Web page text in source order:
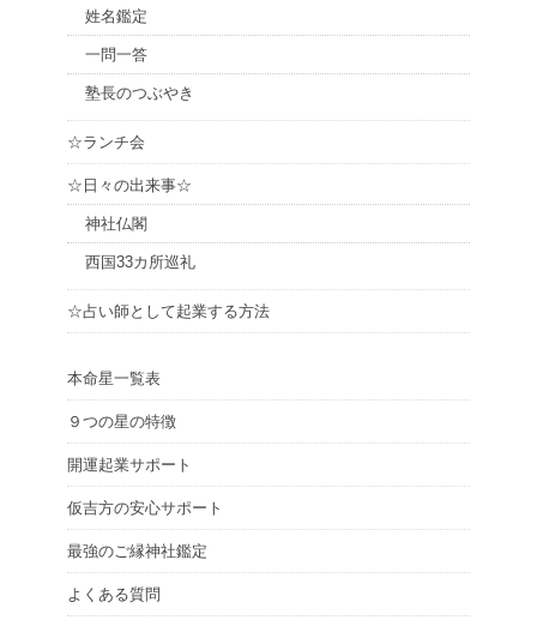
姓名鑑定
一問一答
塾長のつぶやき
☆ランチ会
☆日々の出来事☆
神社仏閣
西国33カ所巡礼
☆占い師として起業する方法
本命星一覧表
９つの星の特徴
開運起業サポート
仮吉方の安心サポート
最強のご縁神社鑑定
よくある質問